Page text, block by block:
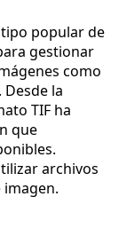
tipo popular de
gestionar
como
la
TIF ha
que
archivos
imagen.